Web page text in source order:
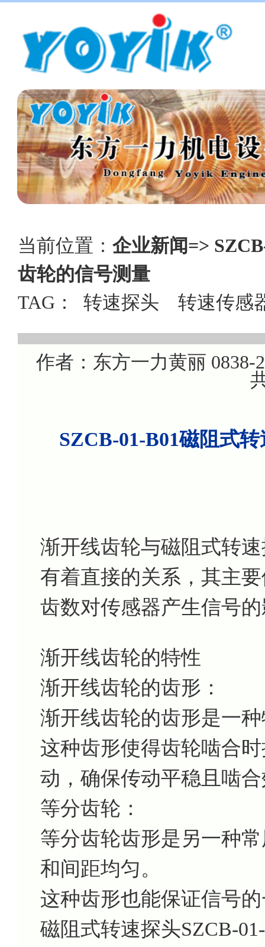
当前位置： 企业新闻=>
齿轮的信号测量
TAG： 转速探头 转速传感
作者：东方一力黄丽
SZCB-01-B01磁阻式
渐开线齿轮与磁阻式转
有着直接的关系，其主
齿数对传感器产生信号
渐开线齿轮的特性
渐开线齿轮的齿形：
渐开线齿轮的齿形是一
这种齿形使得齿轮啮合
动，确保传动平稳且啮
等分齿轮：
等分齿轮齿形是另一种
和间距均匀。
这种齿形也能保证信号
磁阻式转速探头SZCB-